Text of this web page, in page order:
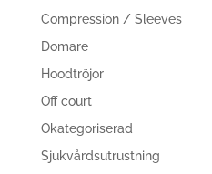
Compression / Sleeves
Domare
Hoodtröjor
Off court
Okategoriserad
Sjukvårdsutrustning